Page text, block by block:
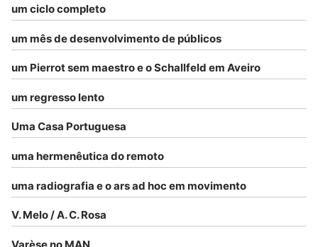
um ciclo completo
um mês de desenvolvimento de públicos
um Pierrot sem maestro e o Schallfeld em Aveiro
um regresso lento
Uma Casa Portuguesa
uma hermenêutica do remoto
uma radiografia e o ars ad hoc em movimento
V. Melo / A. C. Rosa